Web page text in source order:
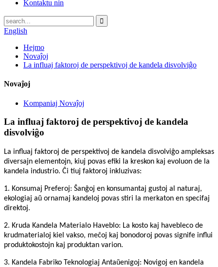
Kontaktu nin
English
Hejmo
Novaĵoj
La influaj faktoroj de perspektivoj de kandela disvolviĝo
Novaĵoj
Kompaniaj Novaĵoj
La influaj faktoroj de perspektivoj de kandela
disvolviĝo
La influaj faktoroj de perspektivoj de kandela disvolviĝo ampleksas
diversajn elementojn, kiuj povas efiki la kreskon kaj evoluon de la
kandela industrio. Ĉi tiuj faktoroj inkluzivas:
1. Konsumaj Preferoj: Ŝanĝoj en konsumantaj gustoj al naturaj,
ekologiaj aŭ ornamaj kandeloj povas stiri la merkaton en specifaj
direktoj.
2. Kruda Kandela Materialo Haveblo: La kosto kaj havebleco de
krudmaterialoj kiel vakso, meĉoj kaj bonodoroj povas signife influi
produktokostojn kaj produktan varion.
3. Kandela Fabriko Teknologiaj Antaŭenigoj: Novigoj en kandela